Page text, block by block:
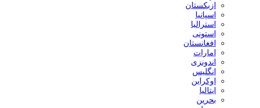
ازبکستان
اسپانیا
استرالیا
استونی
افغانستان
امارات
اندونزی
انگلیس
اوکراین
ایتالیا
بحرین